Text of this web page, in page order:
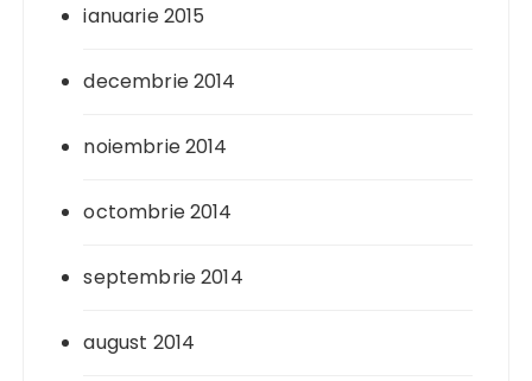
ianuarie 2015
decembrie 2014
noiembrie 2014
octombrie 2014
septembrie 2014
august 2014